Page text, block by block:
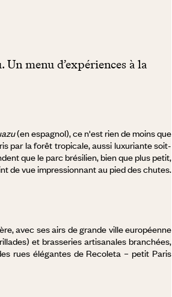
menu d’expériences à la
(en espagnol), ce n'est rien de moins que
par la forêt tropicale, aussi luxuriante soit-
que le parc brésilien, bien que plus petit,
de vue impressionnant au pied des chutes.
avec ses airs de grande ville européenne
et brasseries artisanales branchées,
rues élégantes de Recoleta – petit Paris